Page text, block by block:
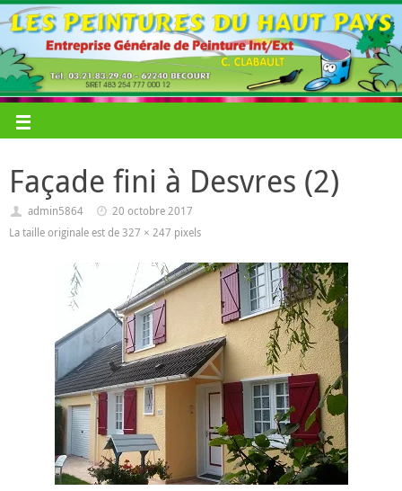
Façade fini à Desvres (2)
admin5864
20 octobre 2017
La taille originale est de327 × 247 pixels